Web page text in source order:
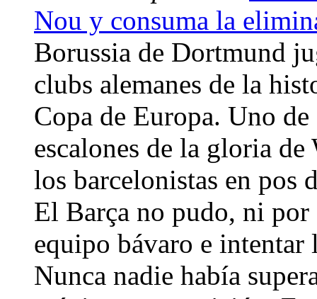
Nou y consuma la
Borussia de Dortmund
clubs alemanes de la
Copa de Europa. Uno
escalones de la gloria
los barcelonistas en pos
El Barça no pudo, ni por
equipo bávaro e intentar
Nunca nadie había